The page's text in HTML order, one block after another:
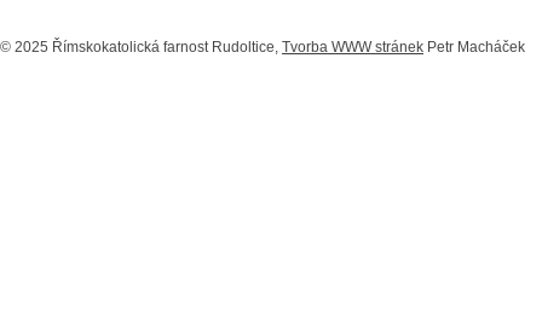
© 2025 Římskokatolická farnost Rudoltice, Tvorba WWW stránek Petr Macháček